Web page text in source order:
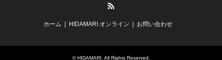
ホーム HIDAMARI オンライン お問い合わせ
©HIDAMARI . All Rights Reserved.